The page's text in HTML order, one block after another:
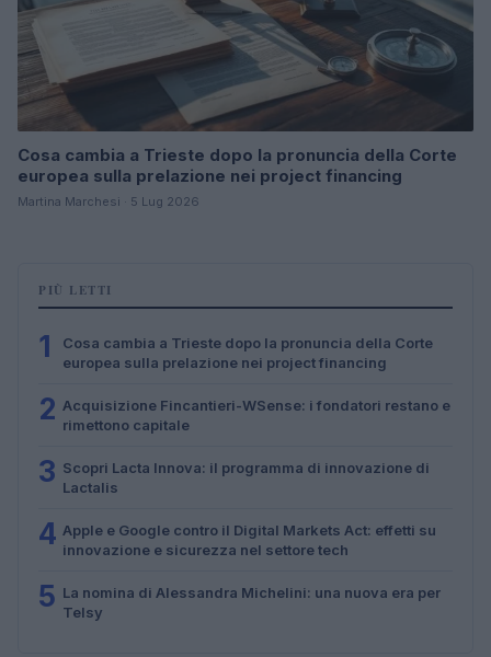
Cosa cambia a Trieste dopo la pronuncia della Corte
europea sulla prelazione nei project financing
Martina Marchesi · 5 Lug 2026
PIÙ LETTI
1
Cosa cambia a Trieste dopo la pronuncia della Corte
europea sulla prelazione nei project financing
2 Acquisizione Fincantieri-WSense: i fondatori restano e
rimettono capitale
3 Scopri Lacta Innova: il programma di innovazione di
Lactalis
4 Apple e Google contro il Digital Markets Act: effetti su
innovazione e sicurezza nel settore tech
5 La nomina di Alessandra Michelini: una nuova era per
Telsy